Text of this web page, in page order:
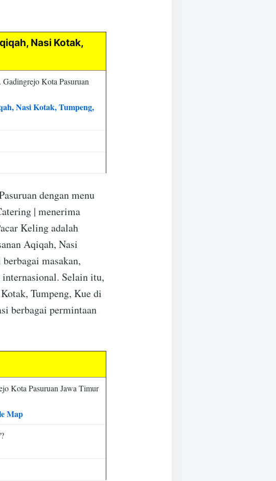
Nasi Kotak,
Kota Pasuruan
Nasi Kotak, Tumpeng,
dengan menu
| menerima
Keling adalah
Aqiqah, Nasi
masakan,
Selain itu,
Tumpeng, Kue di
berbagai permintaan
Kota Pasuruan Jawa Timur
Map